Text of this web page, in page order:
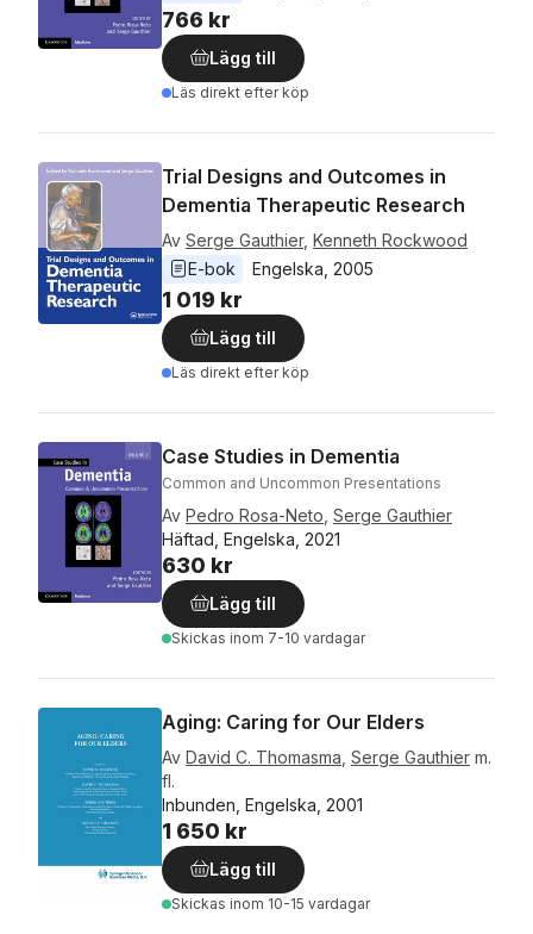
766 kr
Lägg till
Läs direkt efter köp
Trial Designs and Outcomes in
Dementia Therapeutic Research
Av Serge Gauthier, Kenneth Rockwood
E-bok
Engelska 2005
1 019 kr
Lägg till
Läs direkt efter köp
Case Studies in Dementia
Common and Uncommon Presentations
Av Pedro Rosa-Neto Serge Gauthier
Häftad, Engelska, 2021
630 kr
Lägg till
Skickas inom 7-10 vardagar
Aging: Caring for Our Elders
Av David C. Thomasma Serge Gauthier m.
fl.
Inbunden, Engelska, 2001
1 650 kr
Lägg till
Skickas inom 10-15 vardagar